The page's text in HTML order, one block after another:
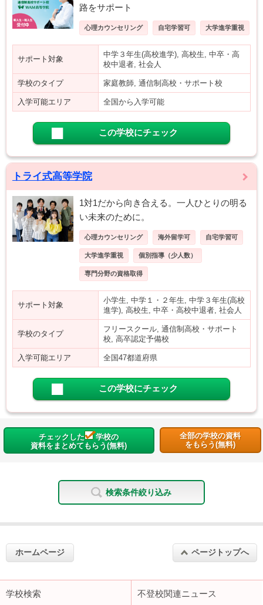
路をサポート
心理カウンセリング 自宅学習可 大学進学重視
サポート対象
中学３年生(高校進学), 高校生, 中卒・高
校中退者, 社会人
学校のタイプ 家庭教師, 通信制高校・サポート校
入学可能エリア 全国から入学可能
この学校にチェック
トライ式高等学院
1対1だから向き合える。一人ひとりの明る
い未来のために。
心理カウンセリング 海外留学可 自宅学習可
大学進学重視 個別指導（少人数）
専門分野の資格取得
サポート対象
小学生, 中学１・２年生, 中学３年生(高校
進学), 高校生, 中卒・高校中退者, 社会人
学校のタイプ
フリースクール, 通信制高校・サポート
校, 高卒認定予備校
入学可能エリア 全国47都道府県
この学校にチェック
チェックした
学校の
資料をまとめてもらう(無料)
全部の学校の資料
をもらう(無料)
検索条件絞り込み
ホームページ ページトップへ
学校検索 不登校関連ニュース